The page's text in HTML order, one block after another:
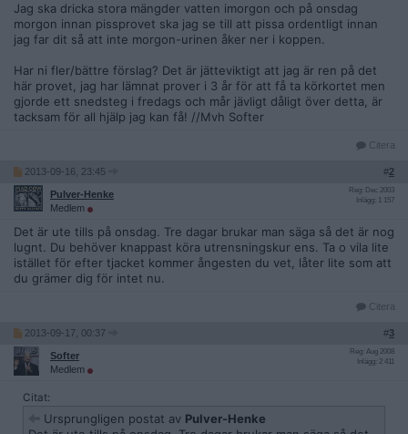
Jag ska dricka stora mängder vatten imorgon och på onsdag
morgon innan pissprovet ska jag se till att pissa ordentligt innan
jag far dit så att inte morgon-urinen åker ner i koppen.
Har ni fler/bättre förslag? Det är jätteviktigt att jag är ren på det
här provet, jag har lämnat prover i 3 år för att få ta körkortet men
gjorde ett snedsteg i fredags och mår jävligt dåligt över detta, är
tacksam för all hjälp jag kan få! //Mvh Softer
Citera
2013-09-16, 23:45 #2
Pulver-Henke
Medlem
Reg: Dec 2003
Inlägg: 1 157
Det är ute tills på onsdag. Tre dagar brukar man säga så det är nog
lugnt. Du behöver knappast köra utrensningskur ens. Ta o vila lite
istället för efter tjacket kommer ångesten du vet, låter lite som att
du grämer dig för intet nu.
Citera
2013-09-17, 00:37 #3
Softer
Medlem
Reg: Aug 2008
Inlägg: 2 411
Citat:
Ursprungligen postat av Pulver-Henke